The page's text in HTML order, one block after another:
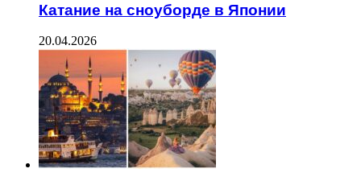
Катание на сноуборде в Японии
20.04.2026